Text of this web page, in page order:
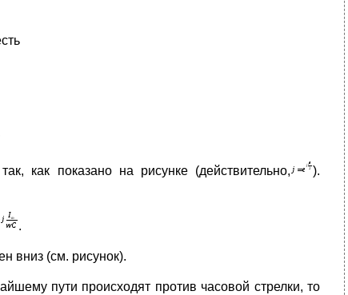
как показано на рисунке (действительно,
).
.
вниз (см. рисунок).
пути происходят против часовой стрелки, то